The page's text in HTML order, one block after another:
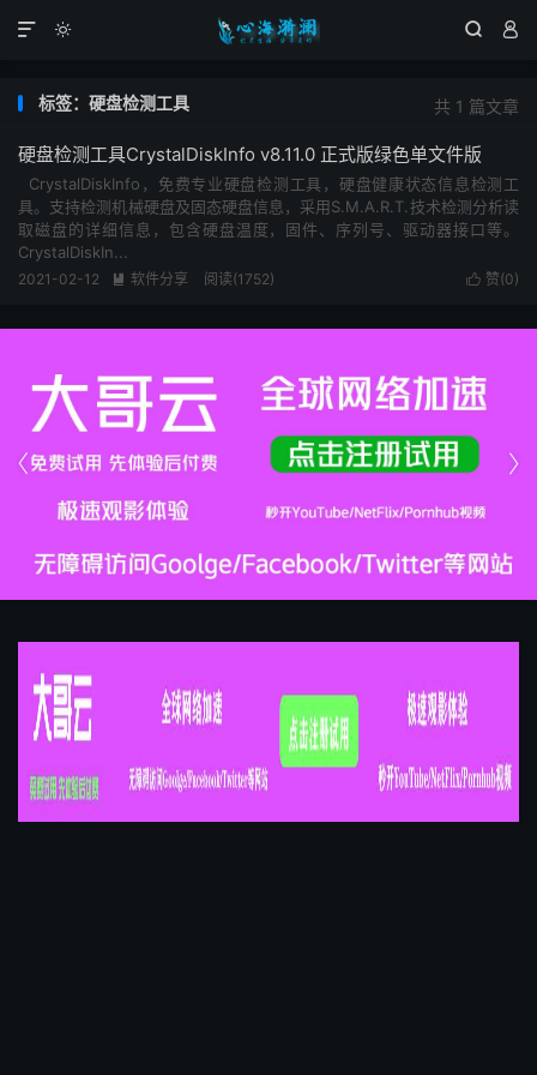
  

共 1 篇文章
标签：硬盘检测工具
硬盘检测工具CrystalDiskInfo v8.11.0 正式版绿色单文件版
CrystalDiskInfo，免费专业硬盘检测工具，硬盘健康状态信息检测工
具。支持检测机械硬盘及固态硬盘信息，采用S.M.A.R.T.技术检测分析读
取磁盘的详细信息，包含硬盘温度，固件、序列号、驱动器接口等。
CrystalDiskIn...
 赞(0)
2021-02-12  软件分享 阅读(1752)

